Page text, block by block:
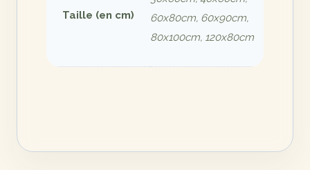
Taille (en cm)
60x80cm, 60x90cm,
80x100cm, 120x80cm